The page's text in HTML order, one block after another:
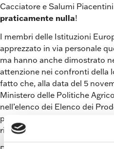
Cacciatore e Salumi
praticamente nulla!
I membri delle Istituzioni
apprezzato in via personale
ma hanno anche dimostrato
attenzione nei confronti della
fatto che, alla data del 5
Ministero delle Politiche
nell’elenco dei Elenco dei
presenti
riconosciuti e protetti a livello